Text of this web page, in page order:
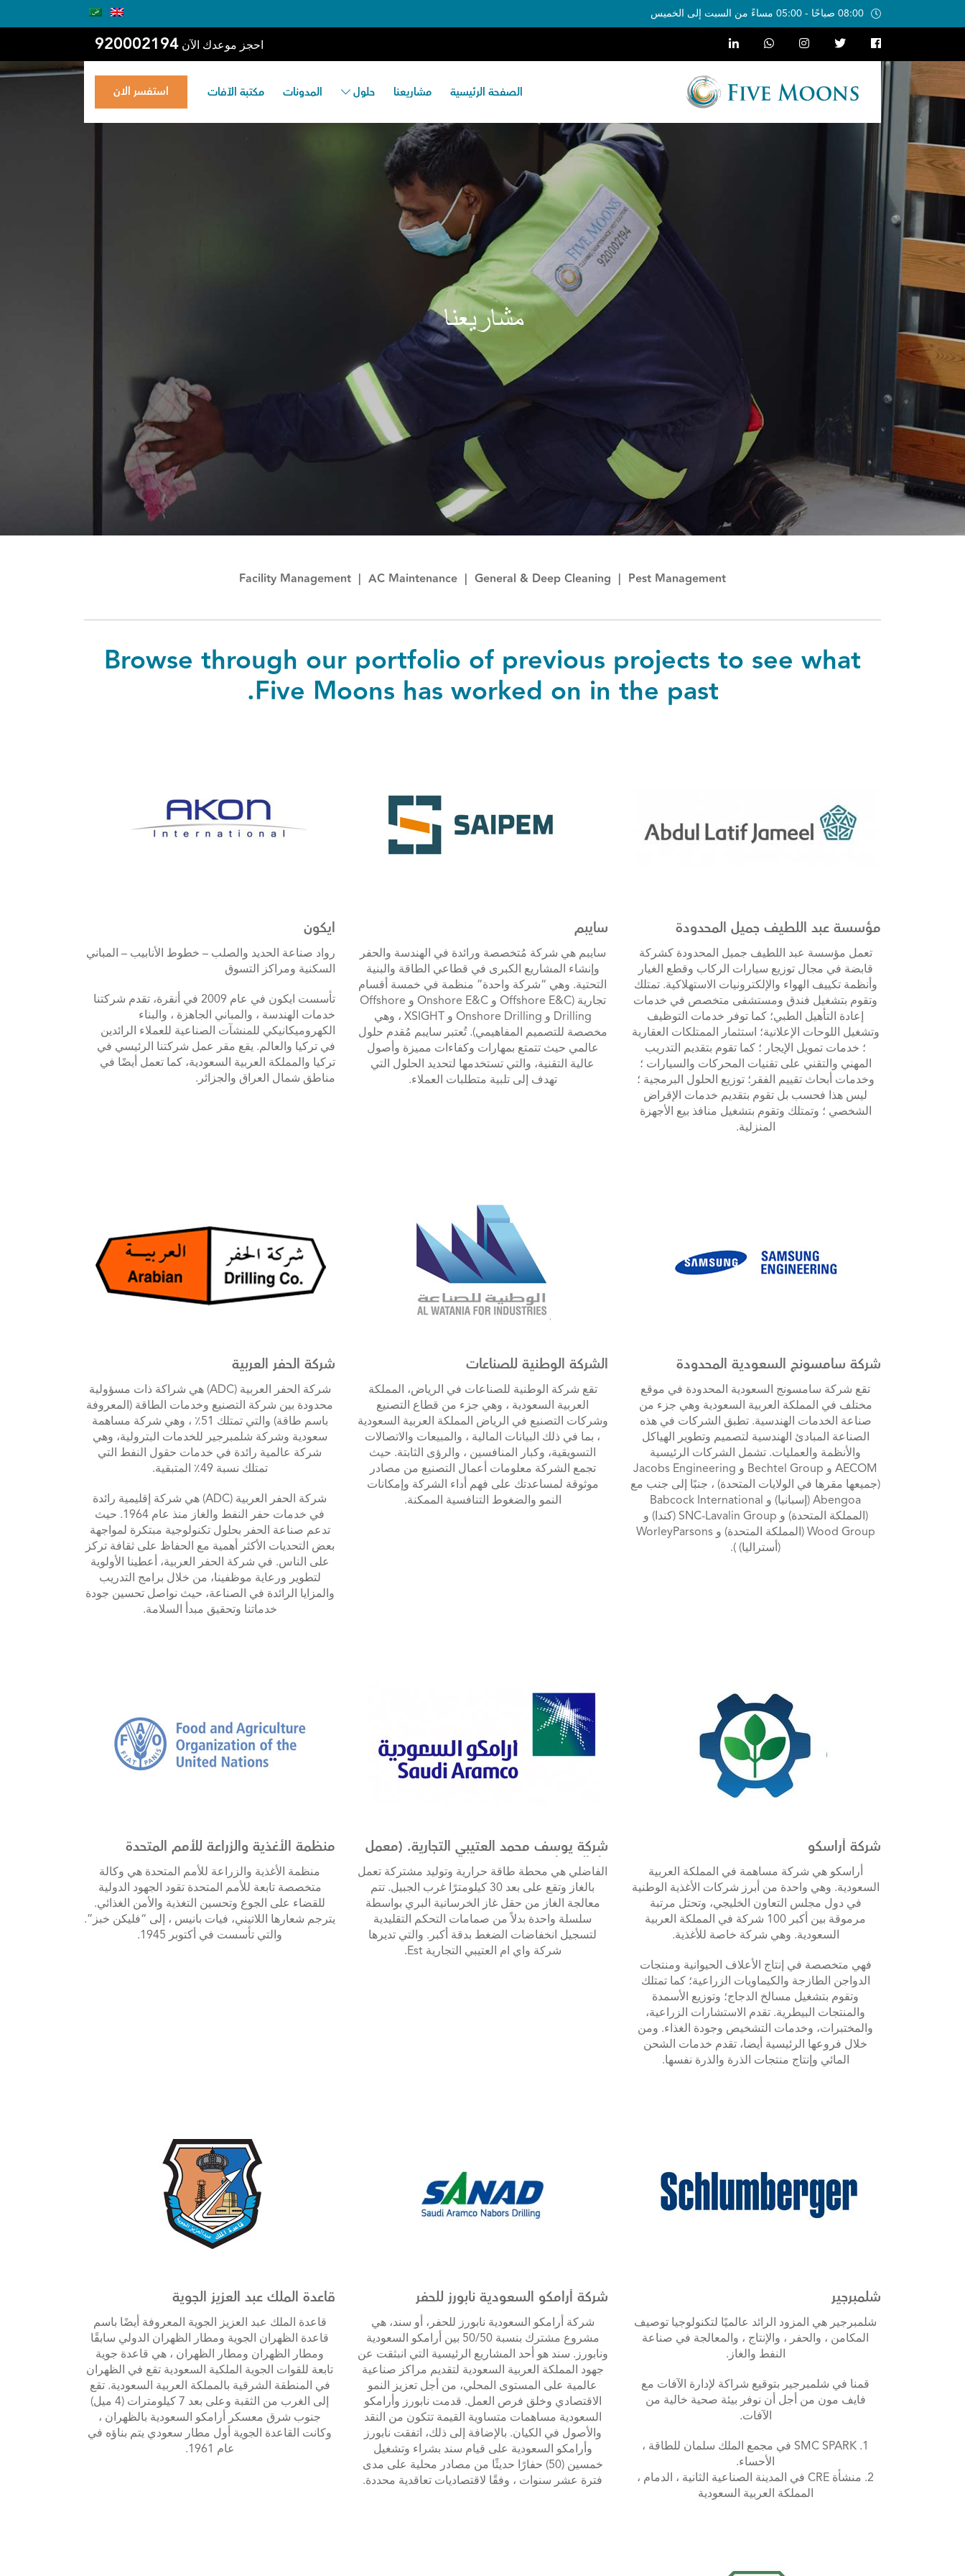
08:00 صباحًا - 05:00 مساءً من السبت إلى الخميس
احجز موعدك الآن 920002194
الصفحة الرئيسية مشاريعنا حلول المدونات مكتبة الآفات استفسر الان
مشاريعنا
Pest Management
|
General & Deep Cleaning
|
AC Maintenance
|
Facility Management
Browse through our portfolio of previous projects to see what
Five Moons has worked on in the past.
مؤسسة عبد اللطيف جميل المحدودة
تعمل مؤسسة عبد اللطيف جميل المحدودة كشركة
قابضة في مجال توزيع سيارات الركاب وقطع الغيار
وأنظمة تكييف الهواء والإلكترونيات الاستهلاكية. تمتلك
وتقوم بتشغيل فندق ومستشفى متخصص في خدمات
إعادة التأهيل الطبي؛ كما توفر خدمات التوظيف
وتشغيل اللوحات الإعلانية؛ استثمار الممتلكات العقارية
؛ خدمات تمويل الإيجار ؛ كما تقوم بتقديم التدريب
المهني والتقني على تقنيات المحركات والسيارات ؛
وخدمات أبحاث تقييم الفقر؛ توزيع الحلول البرمجية ؛
ليس هذا فحسب بل تقوم بتقديم خدمات الإقراض
الشخصي ؛ وتمتلك وتقوم بتشغيل منافذ بيع الأجهزة
المنزلية.
سايبم
سايبم هي شركة مُتخصصة ورائدة في الهندسة والحفر
وإنشاء المشاريع الكبرى في قطاعي الطاقة والبنية
التحتية. وهي “شركة واحدة” منظمة في خمسة أقسام
تجارية (Offshore E&C و Onshore E&C و Offshore
Drilling و Onshore Drilling و XSIGHT ، وهي
مخصصة للتصميم المفاهيمي). تُعتبر سايبم مُقدم حلول
عالمي حيث تتمتع بمهارات وكفاءات مميزة وأصول
عالية التقنية، والتي تستخدمها لتحديد الحلول التي
تهدف إلى تلبية متطلبات العملاء.
ايكون
رواد صناعة الحديد والصلب – خطوط الأنابيب – المباني
السكنية ومراكز التسوق
تأسست ايكون في عام 2009 في أنقرة، تقدم شركتنا
خدمات الهندسة ، والمباني الجاهزة ، والبناء
الكهروميكانيكي للمنشآت الصناعية للعملاء الرائدين
في تركيا والعالم. يقع مقر عمل شركتنا الرئيسي في
تركيا والمملكة العربية السعودية، كما تعمل أيضًا في
مناطق شمال العراق والجزائر.
شركة سامسونج السعودية المحدودة
تقع شركة سامسونج السعودية المحدودة في موقع
مختلف في المملكة العربية السعودية وهي جزء من
صناعة الخدمات الهندسية. تطبق الشركات في هذه
الصناعة المبادئ الهندسية لتصميم وتطوير الهياكل
والأنظمة والعمليات. تشمل الشركات الرئيسية
AECOM و Bechtel Group و Jacobs Engineering
(جميعها مقرها في الولايات المتحدة) ، جنبًا إلى جنب مع
Abengoa (إسبانيا) و Babcock International
(المملكة المتحدة) و SNC-Lavalin Group (كندا) و
Wood Group (المملكة المتحدة) و WorleyParsons
(أستراليا) ).
الشركة الوطنية للصناعات
تقع شركة الوطنية للصناعات في الرياض، المملكة
العربية السعودية ، وهي جزء من قطاع التصنيع
وشركات التصنيع في الرياض المملكة العربية السعودية
، بما في ذلك البيانات المالية ، والمبيعات والاتصالات
التسويقية، وكبار المنافسين ، والرؤى الثابتة. حيث
تجمع الشركة معلومات أعمال التصنيع من مصادر
موثوقة لمساعدتك على فهم أداء الشركة وإمكانات
النمو والضغوط التنافسية الممكنة.
شركة الحفر العربية
شركة الحفر العربية (ADC) هي شراكة ذات مسؤولية
محدودة بين شركة التصنيع وخدمات الطاقة (المعروفة
باسم طاقة) والتي تمتلك 51٪ ، وهي شركة مساهمة
سعودية وشركة شلمبرجير للخدمات البترولية، وهي
شركة عالمية رائدة في خدمات حقول النفط التي
تمتلك نسبة 49٪ المتبقية.
شركة الحفر العربية (ADC) هي شركة إقليمية رائدة
في خدمات حفر النفط والغاز منذ عام 1964. حيث
تدعم صناعة الحفر بحلول تكنولوجية مبتكرة لمواجهة
بعض التحديات الأكثر أهمية مع الحفاظ على ثقافة تركز
على الناس. في شركة الحفر العربية، أعطينا الأولوية
لتطوير ورعاية موظفينا، من خلال برامج التدريب
والمزايا الرائدة في الصناعة، حيث نواصل تحسين جودة
خدماتنا وتحقيق مبدأ السلامة.
شركة أراسكو
أراسكو هي شركة مساهمة في المملكة العربية
السعودية. وهي واحدة من أبرز شركات الأغذية الوطنية
في دول مجلس التعاون الخليجي، وتحتل مرتبة
مرموقة بين أكبر 100 شركة في المملكة العربية
السعودية. وهي شركة خاصة للأغذية.
فهي متخصصة في إنتاج الأعلاف الحيوانية ومنتجات
الدواجن الطازجة والكيماويات الزراعية؛ كما تمتلك
وتقوم بتشغيل مسالخ الدجاج؛ وتوزيع الأسمدة
والمنتجات البيطرية. تقدم الاستشارات الزراعية،
والمختبرات، وخدمات التشخيص وجودة الغذاء. ومن
خلال فروعها الرئيسية أيضا، تقدم خدمات الشحن
المائي وإنتاج منتجات الذرة والذرة نفسها.
شركة يوسف محمد العتيبي التجارية. (معمل
غاز الخرسانية)
الفاضلي هي محطة طاقة حرارية وتوليد مشتركة تعمل
بالغاز وتقع على بعد 30 كيلومترًا غرب الجبيل. تتم
معالجة الغاز من حقل غاز الخرسانية البري بواسطة
سلسلة واحدة بدلاً من صمامات التحكم التقليدية
لتسجيل انخفاضات الضغط بدقة أكبر. والتي تديرها
شركة واي ام العتيبي التجارية Est.
منظمة الأغذية والزراعة للأمم المتحدة
منظمة الأغذية والزراعة للأمم المتحدة هي وكالة
متخصصة تابعة للأمم المتحدة تقود الجهود الدولية
للقضاء على الجوع وتحسين التغذية والأمن الغذائي.
يترجم شعارها اللاتيني، فيات بانيس ، إلى “فليكن خبز”.
والتي تأسست في أكتوبر 1945.
شلمبرجير
شلمبرجير هي المزود الرائد عالميًا لتكنولوجيا توصيف
المكامن ، والحفر ، والإنتاج ، والمعالجة في صناعة
النفط والغاز.
قمنا في شلمبرجير بتوقيع شراكة لإدارة الآفات مع
فايف مون من أجل أن نوفر بيئة صحية خالية من
الآفات.
1. SMC SPARK في مجمع الملك سلمان للطاقة ،
الأحساء.
2. منشأة CRE في المدينة الصناعية الثانية ، الدمام ،
المملكة العربية السعودية
شركة أرامكو السعودية نابورز للحفر
شركة أرامكو السعودية نابورز للحفر، أو سند، هي
مشروع مشترك بنسبة 50/50 بين أرامكو السعودية
ونابورز. سند هو أحد المشاريع الرئيسية التي انبثقت عن
جهود المملكة العربية السعودية لتقديم مراكز صناعية
عالمية على المستوى المحلي، من أجل تعزيز النمو
الاقتصادي وخلق فرص العمل. قدمت نابورز وأرامكو
السعودية مساهمات متساوية القيمة تتكون من النقد
والأصول في الكيان. بالإضافة إلى ذلك، اتفقت نابورز
وأرامكو السعودية على قيام سند بشراء وتشغيل
خمسين (50) حفارًا حديثًا من مصادر محلية على مدى
فترة عشر سنوات ، وفقًا لاقتصاديات تعاقدية محددة.
قاعدة الملك عبد العزيز الجوية
قاعدة الملك عبد العزيز الجوية المعروفة أيضًا باسم
قاعدة الظهران الجوية ومطار الظهران الدولي سابقًا
ومطار الظهران ومطار الظهران ، هي قاعدة جوية
تابعة للقوات الجوية الملكية السعودية تقع في الظهران
في المنطقة الشرقية بالمملكة العربية السعودية. تقع
إلى الغرب من الثقبة وعلى بعد 7 كيلومترات (4 ميل)
جنوب شرق معسكر أرامكو السعودية بالظهران ،
وكانت القاعدة الجوية أول مطار سعودي يتم بناؤه في
عام 1961.